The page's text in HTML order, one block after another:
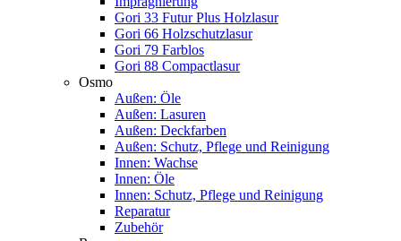
Gori 33 Futur Plus Holzlasur
Gori 66 Holzschutzlasur
Gori 79 Farblos
Gori 88 Compactlasur
Osmo
Außen: Öle
Außen: Lasuren
Außen: Deckfarben
Außen: Schutz, Pflege und Reinigung
Innen: Wachse
Innen: Öle
Innen: Schutz, Pflege und Reinigung
Reparatur
Zubehör